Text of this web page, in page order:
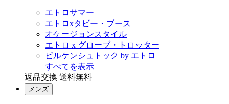
エトロサマー
エトロxタビー・ブース
オケージョンスタイル
エトロ x グローブ・トロッター
ビルケンシュトック by エトロ
すべてを表示
返品交換 送料無料
メンズ